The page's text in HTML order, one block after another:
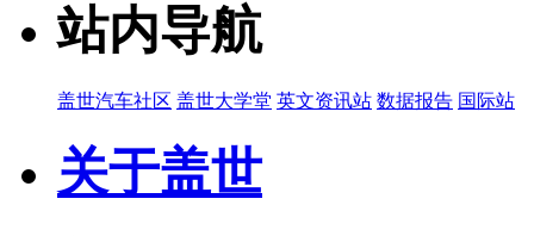
站内导航
盖世汽车社区 盖世大学堂 英文资讯站 数据报告 国际站
关于盖世